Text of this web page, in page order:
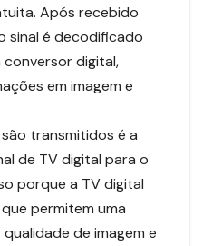
Após recebido
sinal é decodificado
digital,
em imagem e
transmitidos é a
de TV digital para o
porque a TV digital
permitem uma
de imagem e